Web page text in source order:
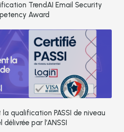
TrendAI Email Security
Award
qualification PASSI de niveau
par l’ANSSI